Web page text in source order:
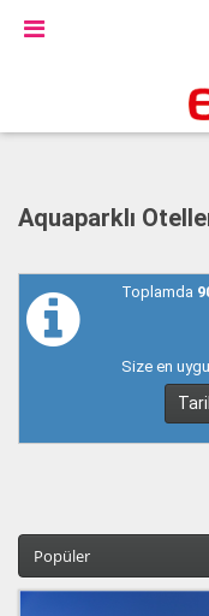
Aquaparklı
Toplamda
Size en
Popüler